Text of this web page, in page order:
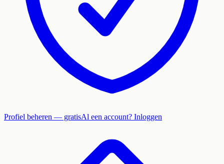
Profiel beheren — gratisAl een account? Inloggen